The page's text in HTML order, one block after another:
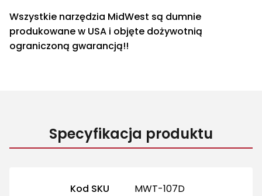
Wszystkie narzędzia MidWest są dumnie
produkowane w USA i objęte dożywotnią
ograniczoną gwarancją!!
Specyfikacja produktu
Więcej informacji
Kod SKU
MWT-107D